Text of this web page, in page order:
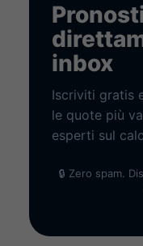
inbox
Iscriviti gratis
le quote più
esperti sul
🔒 Zero spam.